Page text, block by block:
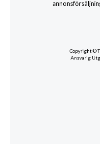
Copyright ©
Ansvarig